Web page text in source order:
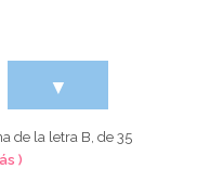
▼
de la letra B, de 35
)